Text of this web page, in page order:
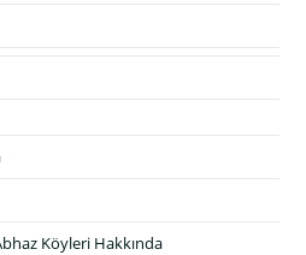
Köyleri Hakkında